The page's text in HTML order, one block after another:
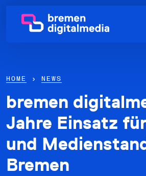
Netzwerk
Themen
Über uns
HOME › NEWS
bremen
Jahre Einsatz
und
Bremen